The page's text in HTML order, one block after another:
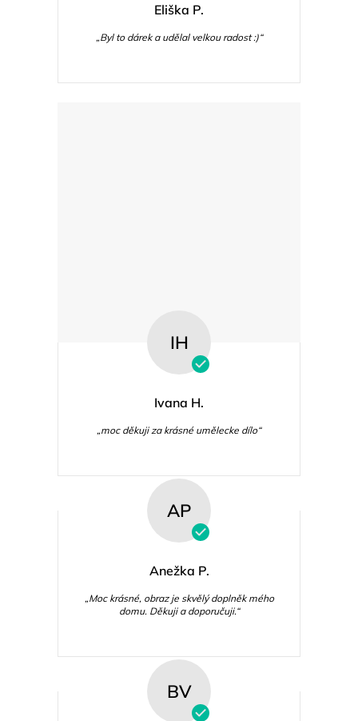
Eliška P.
„Byl to dárek a udělal velkou radost :)“
IH
Ivana H.
„moc děkuji za krásné umělecke dílo“
AP
Anežka P.
„Moc krásné, obraz je skvělý doplněk mého
domu. Děkuji a doporučuji.“
BV